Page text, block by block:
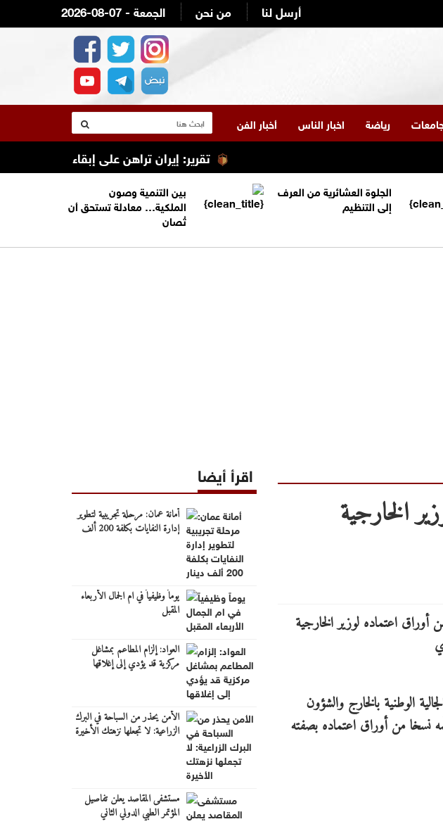
2026-08-07 - الجمعة من نحن أرسل لنا
رياضة اخبار الناس أخبار الفن
تقرير: إيران تراهن على إبقاء ترامب عالقًا
الجلوة العشائرية من العرف
إلى التنظيم
بين التنمية وصون
الملكية… معادلة تستحق أن
تُصان
الخارجية
الوطنية بالخارج والشؤون
نسخا من أوراق اعتماده بصفته
اقرأ أيضا
أمانة عمان: مرحلة تجريبية لتطوير
إدارة النفايات بكلفة 200 ألف
يوماً وظيفياً في ام الجمال الأربعاء
المقبل
العواد: إلزام المطاعم بمشاغل
مركزية قد يؤدي إلى إغلاقها
الأمن يحذر من السباحة في البرك
الزراعية: لا تجعلها نزهتك الأخيرة
مستشفى المقاصد يعلن تفاصيل
المؤتمر الطبي الدولي الثاني